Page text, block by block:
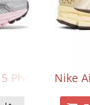
Photon Dust
Nike